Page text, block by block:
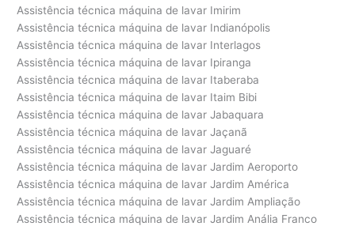
Assistência técnica máquina de lavar Imirim
Assistência técnica máquina de lavar Indianópolis
Assistência técnica máquina de lavar Interlagos
Assistência técnica máquina de lavar Ipiranga
Assistência técnica máquina de lavar Itaberaba
Assistência técnica máquina de lavar Itaim Bibi
Assistência técnica máquina de lavar Jabaquara
Assistência técnica máquina de lavar Jaçanã
Assistência técnica máquina de lavar Jaguaré
Assistência técnica máquina de lavar Jardim Aeroporto
Assistência técnica máquina de lavar Jardim América
Assistência técnica máquina de lavar Jardim Ampliação
Assistência técnica máquina de lavar Jardim Anália Franco